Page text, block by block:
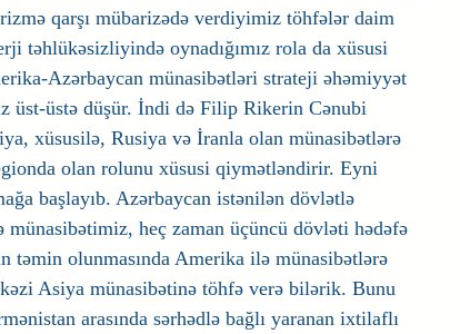
qarşı mübarizədə verdiyimiz töhfələr daim
təhlükəsizliyində oynadığımız rola da xüsusi
Azərbaycan münasibətləri strateji əhəmiyyət
üst-üstə düşür. İndi də Filip Rikerin Cənubi
xüsusilə, Rusiya və İranla olan münasibətlərə
olan rolunu xüsusi qiymətləndirir. Eyni
başlayıb. Azərbaycan istənilən dövlətlə
heç zaman üçüncü dövləti hədəfə
təmin olunmasında Amerika ilə münasibətlərə
Asiya münasibətinə töhfə verə bilərik. Bunu
arasında sərhədlə bağlı yaranan ixtilaflı